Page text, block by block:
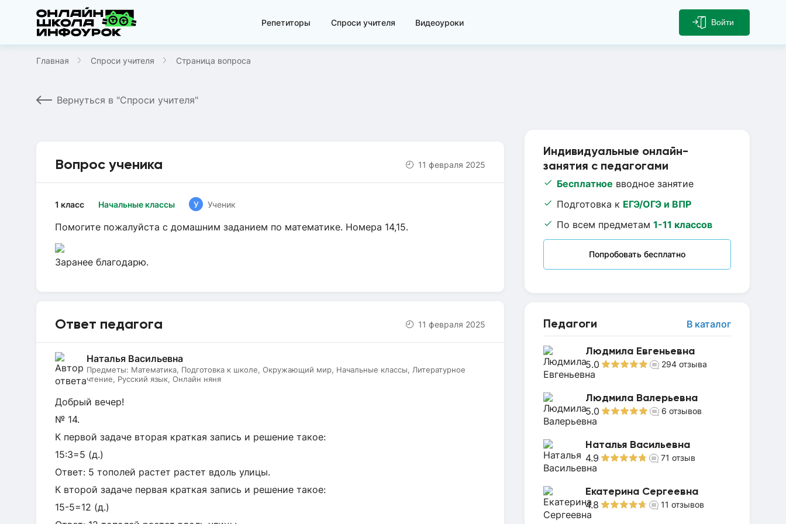
Репетиторы Спроси учителя Видеоуроки Войти
Главная Спроси учителя Страница вопроса
Вернуться в "Спроси учителя"
Индивидуальные онлайн-
занятия с педагогами
Бесплатное вводное занятие
Подготовка к ЕГЭ/ОГЭ и ВПР
По всем предметам 1-11 классов
Попробовать бесплатно
Педагоги В каталог
Людмила Евгеньевна
5.0 294 отзыва
Людмила Валерьевна
5.0 6 отзывов
Наталья Васильевна
4.9 71 отзыв
Екатерина Сергеевна
4.8 11 отзывов
Вопрос ученика 11 февраля 2025
Начальные классы
1 класс У Ученик
Помогите пожалуйста с домашним заданием по математике. Номера 14,15.
Заранее благодарю.
Ответ педагога 11 февраля 2025
Наталья Васильевна
Предметы: Математика, Подготовка к школе, Окружающий мир, Начальные классы, Литературное
чтение, Русский язык, Онлайн няня
Добрый вечер!
№ 14.
К первой задаче вторая краткая запись и решение такое:
15:3=5 (д.)
Ответ: 5 тополей растет растет вдоль улицы.
К второй задаче первая краткая запись и решение такое:
15-5=12 (д.)